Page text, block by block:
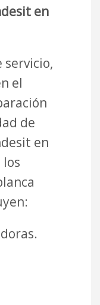
en
servicio,
el
de
en